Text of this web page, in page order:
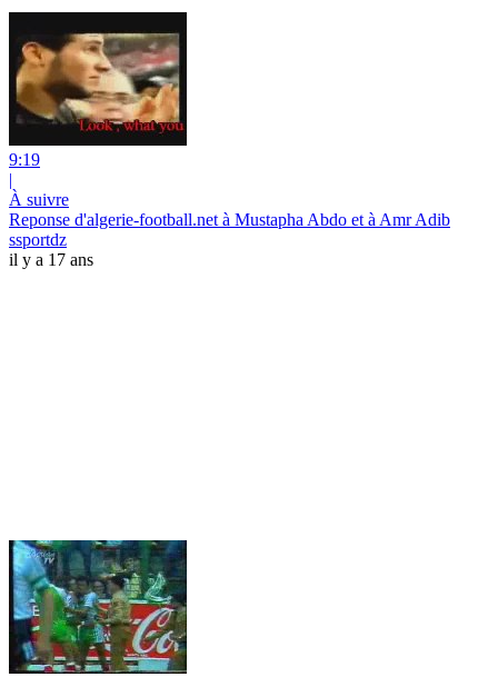
9:19
|
À suivre
Reponse d'algerie-football.net à Mustapha Abdo et à Amr Adib
ssportdz
il y a 17 ans